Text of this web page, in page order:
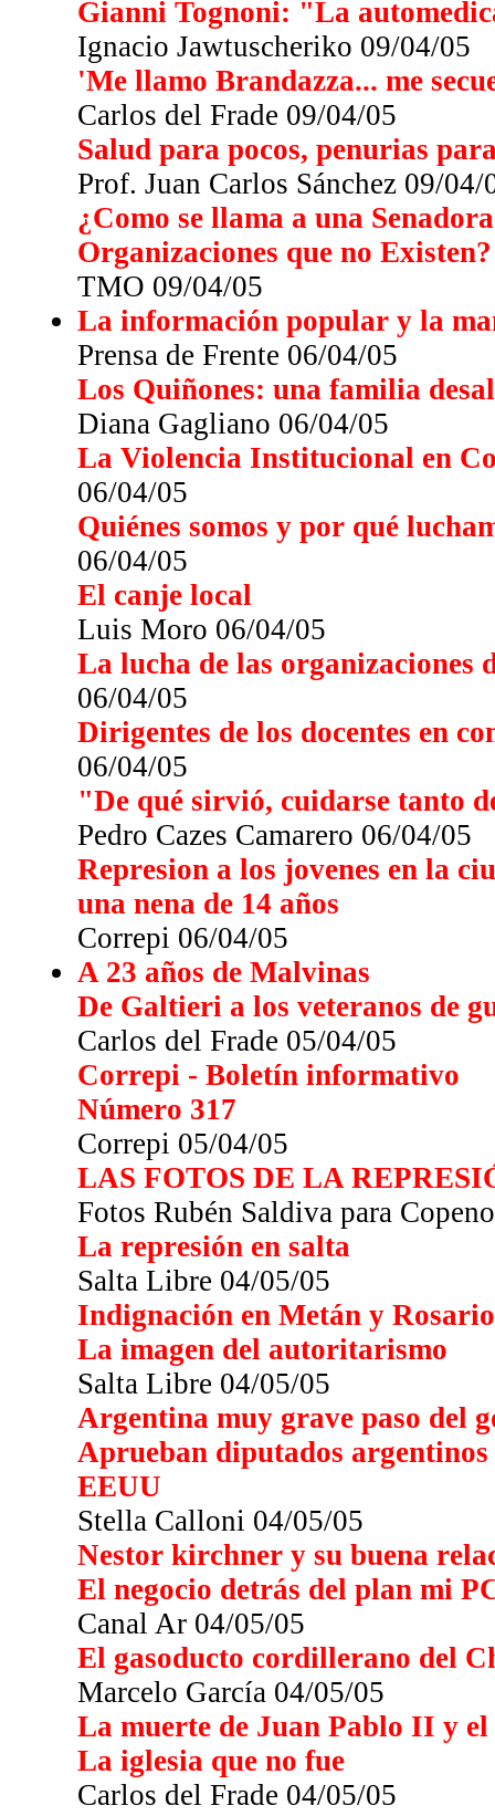
Gianni Tognoni: "La
Ignacio Jawtuscheriko 09/04/05
'Me llamo Brandazza... me
Carlos del Frade 09/04/05
Salud para pocos, penurias
Prof. Juan Carlos Sánchez 09/04/
¿Como se llama a una
Organizaciones que no Existen?
TMO 09/04/05
La información popular y la
Prensa de Frente 06/04/05
Los Quiñones: una familia
Diana Gagliano 06/04/05
La Violencia Institucional en
06/04/05
Quiénes somos y por qué
06/04/05
El canje local
Luis Moro 06/04/05
La lucha de las organizaciones
06/04/05
Dirigentes de los docentes en
06/04/05
"De qué sirvió, cuidarse tanto
Pedro Cazes Camarero 06/04/05
Represion a los jovenes en la
una nena de 14 años
Correpi 06/04/05
A 23 años de Malvinas
De Galtieri a los veteranos de
Carlos del Frade 05/04/05
Correpi - Boletín informativo
Número 317
Correpi 05/04/05
LAS FOTOS DE LA
Fotos Rubén Saldiva para
La represión en salta
Salta Libre 04/05/05
Indignación en Metán y
La imagen del autoritarismo
Salta Libre 04/05/05
Argentina muy grave paso del
Aprueban diputados
EEUU
Stella Calloni 04/05/05
Nestor kirchner y su buena
El negocio detrás del plan mi
Canal Ar 04/05/05
El gasoducto cordillerano del
Marcelo García 04/05/05
La muerte de Juan Pablo II y
La iglesia que no fue
Carlos del Frade 04/05/05